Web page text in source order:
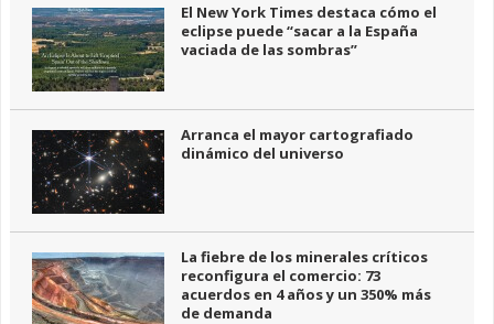
El New York Times destaca cómo el
eclipse puede “sacar a la España
vaciada de las sombras”
Arranca el mayor cartografiado
dinámico del universo
La fiebre de los minerales críticos
reconfigura el comercio: 73
acuerdos en 4 años y un 350% más
de demanda